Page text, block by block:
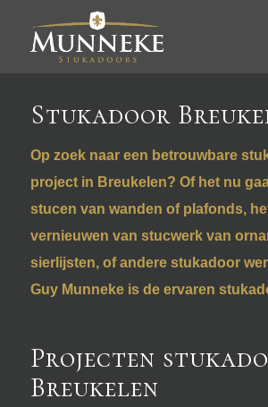
Stukadoor
Op zoek naar een betrouwbare
project in Breukelen? Of het nu
stucen van wanden of plafonds,
vernieuwen van stucwerk van
sierlijsten, of andere stukadoor
Guy Munneke is de ervaren
Projecten
Breukelen